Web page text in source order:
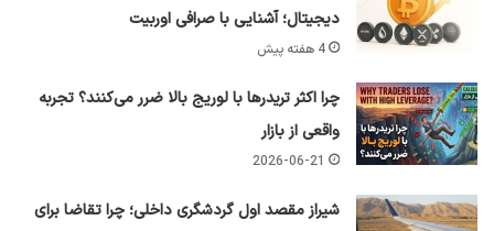
دیجیتال؛ آشنایی با صرافی اوربیت
4 هفته پیش
چرا اکثر تریدرها با لوریج بالا ضرر می‌کنند؟ تجربه
واقعی از بازار
2026-06-21
شیراز مقصد اول گردشگری داخلی؛ چرا تقاضا برای